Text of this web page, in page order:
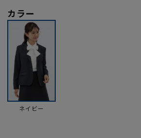
カラー
ネイビー